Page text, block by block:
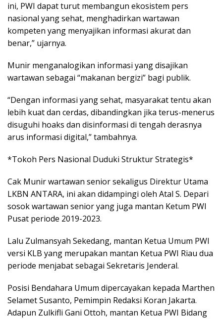
ini, PWI dapat turut membangun ekosistem pers
nasional yang sehat, menghadirkan wartawan
kompeten yang menyajikan informasi akurat dan
benar,” ujarnya.
Munir menganalogikan informasi yang disajikan
wartawan sebagai “makanan bergizi” bagi publik.
“Dengan informasi yang sehat, masyarakat tentu akan
lebih kuat dan cerdas, dibandingkan jika terus-menerus
disuguhi hoaks dan disinformasi di tengah derasnya
arus informasi digital,” tambahnya.
*Tokoh Pers Nasional Duduki Struktur Strategis*
Cak Munir wartawan senior sekaligus Direktur Utama
LKBN ANTARA, ini akan didampingi oleh Atal S. Depari
sosok wartawan senior yang juga mantan Ketum PWI
Pusat periode 2019-2023.
Lalu Zulmansyah Sekedang, mantan Ketua Umum PWI
versi KLB yang merupakan mantan Ketua PWI Riau dua
periode menjabat sebagai Sekretaris Jenderal.
Posisi Bendahara Umum dipercayakan kepada Marthen
Selamet Susanto, Pemimpin Redaksi Koran Jakarta.
Adapun Zulkifli Gani Ottoh, mantan Ketua PWI Bidang